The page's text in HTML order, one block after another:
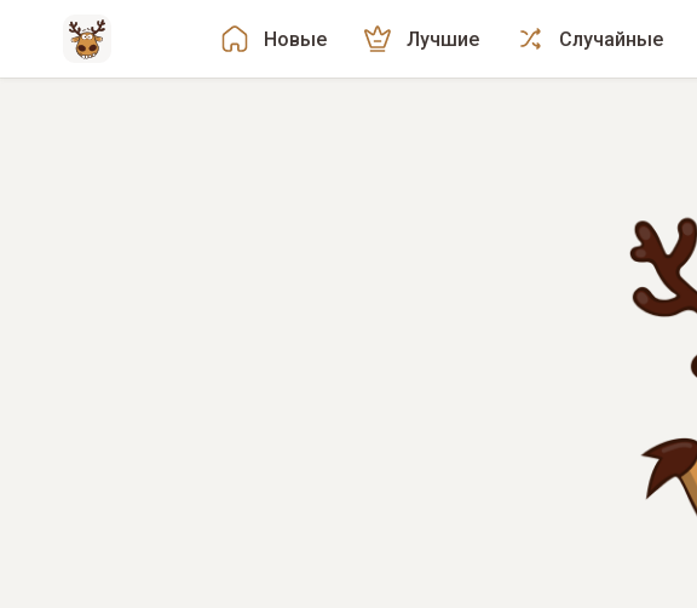
Новые Лучшие Случайные